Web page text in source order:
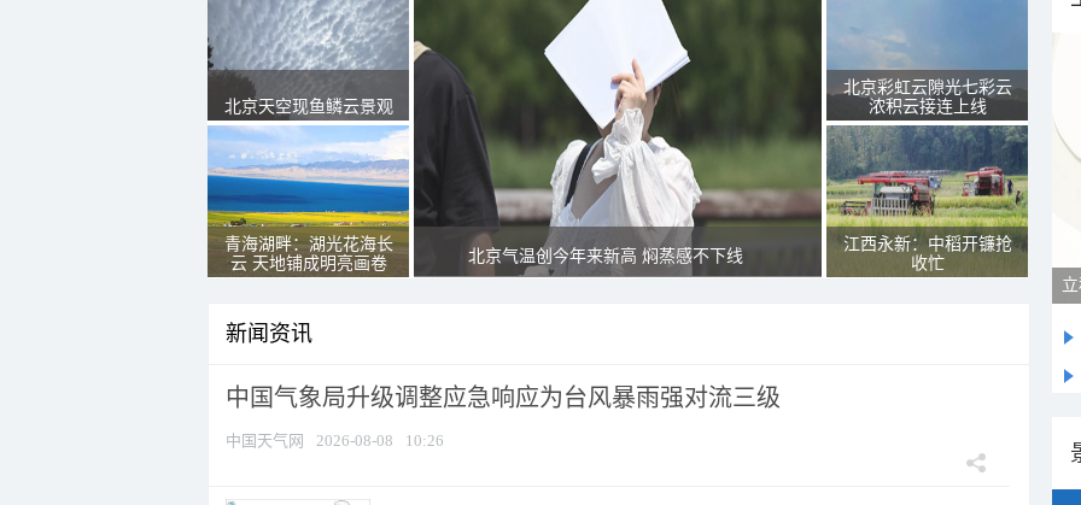
北京天空现鱼鳞云景观
青海湖畔：湖光花海长
云 天地铺成明亮画卷
北京气温创今年来新高 焖蒸感不下线
北京彩虹云隙光七彩云
浓积云接连上线
江西永新：中稻开镰抢
收忙
新闻资讯
中国气象局升级调整应急响应为台风暴雨强对流三级
中国天气网 2026-08-08 10:26